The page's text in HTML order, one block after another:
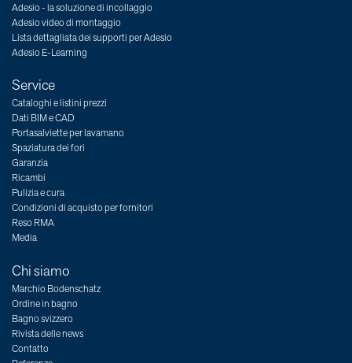
Adesio - la soluzione di incollaggio
Adesio video di montaggio
Lista dettagliata dei supporti per Adesio
Adesio E-Learning
Service
Cataloghi e listini prezzi
Dati BIM e CAD
Portasalviette per lavamano
Spaziatura dei fori
Garanzia
Ricambi
Pulizia e cura
Condizioni di acquisto per fornitori
Reso RMA
Media
Chi siamo
Marchio Bodenschatz
Ordine in bagno
Bagno svizzero
Rivista delle news
Contatto